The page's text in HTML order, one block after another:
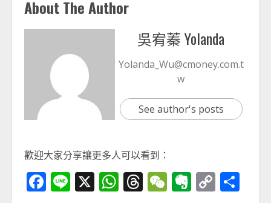
About The Author
吳宥蓁 Yolanda
Yolanda_Wu@cmoney.com.t
w
See author's posts
歡迎大家分享讓更多人可以看到：
Facebook
Line
X WhatsApp
Threads
WeChat
Evernote
Copy